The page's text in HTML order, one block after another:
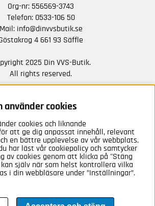
Org-nr: 556569-3743
Telefon: 0533-106 50
Mail: info@dinvvsbutik.se
4 661 93 Säffle
2025 Din VVS-Butik.
All rights reserved.
NYHETER FRÅN OSS
Anmäl mig
använder cookies
cookies och liknande
att ge dig anpassat innehåll, relevant
en bättre upplevelse av vår webbplats.
har läst vår cookiepolicy och samtycker
av cookies genom att klicka på "Stäng
kan själv när som helst kontrollera vilka
i din webbläsare under ”Inställningar”.